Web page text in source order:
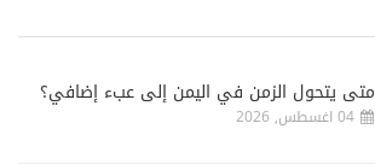
متى يتحول الزمن في اليمن إلى عبء إضافي؟
04 اغسطس, 2026